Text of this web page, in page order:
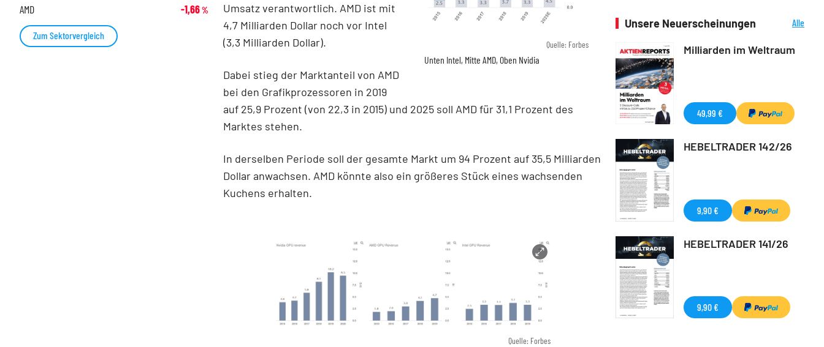
Quelle: Forbes
Unten Intel, Mitte AMD, Oben Nvidia
Umsatz verantwortlich. AMD ist mit
4,7 Milliarden Dollar noch vor Intel
(3,3 Milliarden Dollar).
Dabei stieg der Marktanteil von AMD
bei den Grafikprozessoren in 2019
auf 25,9 Prozent (von 22,3 in 2015) und 2025 soll AMD für 31,1 Prozent des
Marktes stehen.
In derselben Periode soll der gesamte Markt um 94 Prozent auf 35,5 Milliarden
Dollar anwachsen. AMD könnte also ein größeres Stück eines wachsenden
Kuchens erhalten.
Quelle: Forbes
AMD -1,66%
Zum Sektorvergleich
Unsere Neuerscheinungen
Alle
Milliarden im Weltraum
49,99 €
HEBELTRADER 142/26
9,90 €
HEBELTRADER 141/26
9,90 €